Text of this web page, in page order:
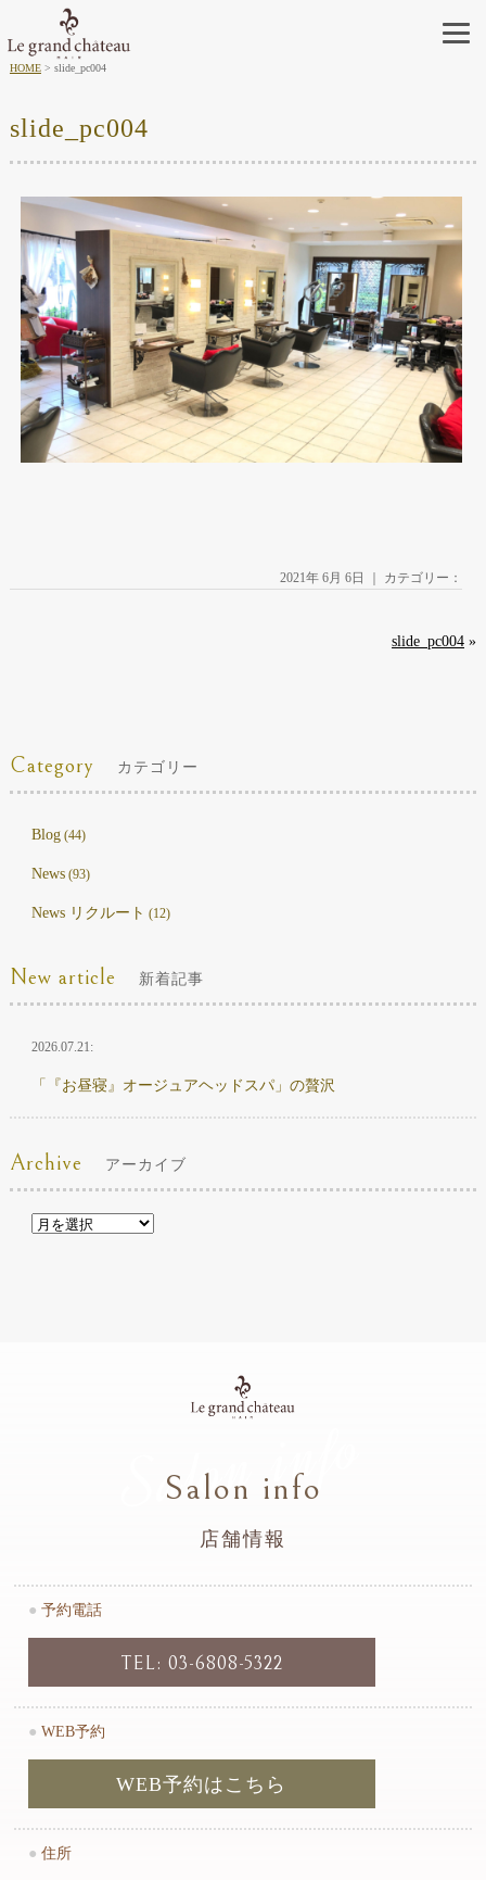
HOME slide_pc004
slide_pc004
2021年 6月 6日 ｜ カテゴリー：
slide_pc004 »
Category カテゴリー
Blog(44)
News(93)
News リクルート (12)
New article 新着記事
2026.07.21:
「『お昼寝』オージュアヘッドスパ」の贅沢
Archive アーカイブ
Salon info
Salon info
店舗情報
● 予約電話
TEL: 03-6808-5322
● WEB予約
WEB予約はこちら
● 住所